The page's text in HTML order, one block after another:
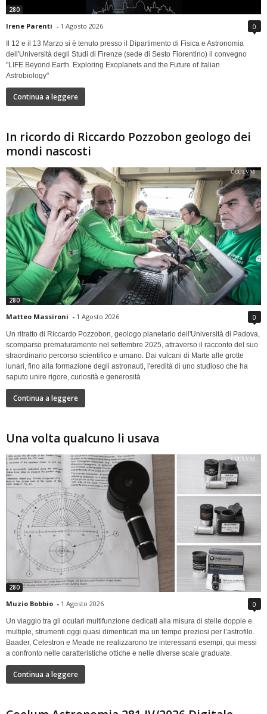
280
Irene Parenti - 1 Agosto 2026 0
Il 12 e il 13 Marzo si è tenuto presso il Dipartimento di Fisica e Astronomia
dell'Università degli Studi di Firenze (sede di Sesto Fiorentino) il convegno
"LIFE Beyond Earth. Exploring Exoplanets and the Future of Italian
Astrobiology"
Continua a leggere
In ricordo di Riccardo Pozzobon geologo dei
mondi nascosti
280
Matteo Massironi - 1 Agosto 2026 0
Un ritratto di Riccardo Pozzobon, geologo planetario dell'Università di Padova,
scomparso prematuramente nel settembre 2025, attraverso il racconto del suo
straordinario percorso scientifico e umano. Dai vulcani di Marte alle grotte
lunari, fino alla formazione degli astronauti, l'eredità di uno studioso che ha
saputo unire rigore, curiosità e generosità
Continua a leggere
Una volta qualcuno li usava
280
Muzio Bobbio - 1 Agosto 2026 0
Un viaggio tra gli oculari multifunzione dedicati alla misura di stelle doppie e
multiple, strumenti oggi quasi dimenticati ma un tempo preziosi per l’astrofilo.
Baader, Celestron e Meade ne realizzarono tre interessanti esempi, qui messi
a confronto nelle caratteristiche ottiche e nelle diverse scale graduate.
Continua a leggere